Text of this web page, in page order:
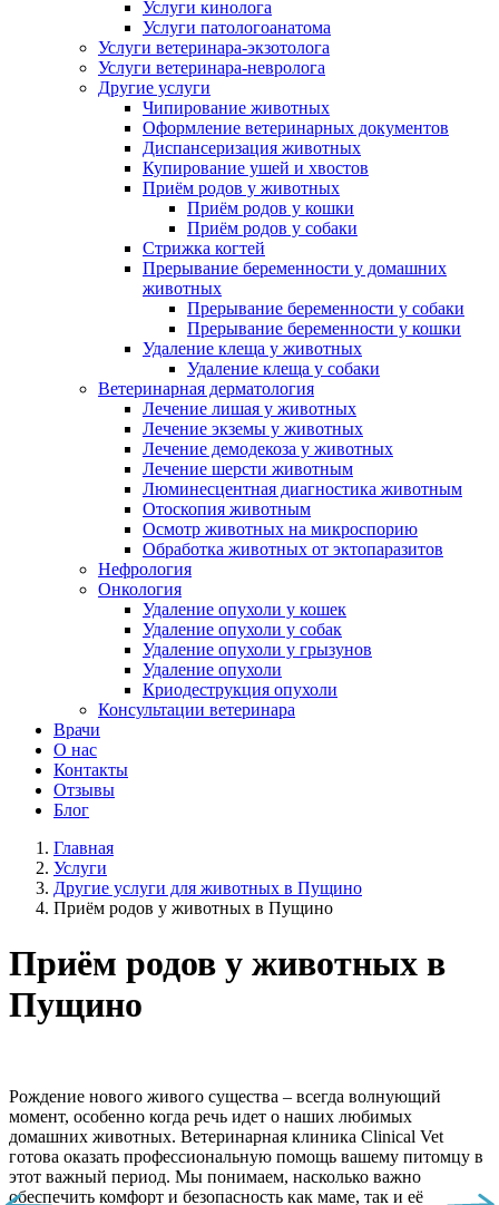
Услуги кинолога
Услуги патологоанатома
Услуги ветеринара-экзотолога
Услуги ветеринара-невролога
Другие услуги
Чипирование животных
Оформление ветеринарных документов
Диспансеризация животных
Купирование ушей и хвостов
Приём родов у животных
Приём родов у кошки
Приём родов у собаки
Стрижка когтей
Прерывание беременности у домашних
животных
Прерывание беременности у собаки
Прерывание беременности у кошки
Удаление клеща у животных
Удаление клеща у собаки
Ветеринарная дерматология
Лечение лишая у животных
Лечение экземы у животных
Лечение демодекоза у животных
Лечение шерсти животным
Люминесцентная диагностика животным
Отоскопия животным
Осмотр животных на микроспорию
Обработка животных от эктопаразитов
Нефрология
Онкология
Удаление опухоли у кошек
Удаление опухоли у собак
Удаление опухоли у грызунов
Удаление опухоли
Криодеструкция опухоли
Консультации ветеринара
Врачи
О нас
Контакты
Отзывы
Блог
Главная
Услуги
Другие услуги для животных в Пущино
Приём родов у животных в Пущино
Приём родов у животных в
Пущино
Рождение нового живого существа – всегда волнующий
момент, особенно когда речь идет о наших любимых
домашних животных. Ветеринарная клиника Clinical Vet
готова оказать профессиональную помощь вашему питомцу в
этот важный период. Мы понимаем, насколько важно
обеспечить комфорт и безопасность как маме, так и её